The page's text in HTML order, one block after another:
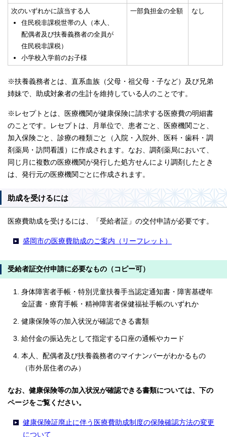
次のいずれかに該当する人
住民税非課税世帯の人（本人、
配偶者及び扶養義務者の全員が
住民税非課税）
小学校入学前のお子様
一部負担金の全額 なし
※扶養義務者とは、直系血族（父母・祖父母・子など）及び兄弟
姉妹で、助成対象者の生計を維持している人のことです。
※レセプトとは、医療機関が健康保険に請求する医療費の明細書
のことです。レセプトは、月単位で、患者ごと、医療機関ごと、
加入保険ごと、診療の種類ごと（入院・入院外、医科・歯科・調
剤薬局・訪問看護）に作成されます。なお、調剤薬局において、
同じ月に複数の医療機関が発行した処方せんにより調剤したとき
は、発行元の医療機関ごとに作成されます。
助成を受けるには
医療費助成を受けるには、「受給者証」の交付申請が必要です。
盛岡市の医療費助成のご案内（リーフレット）
受給者証交付申請に必要なもの（コピー可）
身体障害者手帳・特別児童扶養手当認定通知書・障害基礎年
金証書・療育手帳・精神障害者保健福祉手帳のいずれか
健康保険等の加入状況が確認できる書類
給付金の振込先として指定する口座の通帳やカード
本人、配偶者及び扶養義務者のマイナンバーがわかるもの
（市外居住者のみ）
なお、健康保険等の加入状況が確認できる書類については、下の
ページをご覧ください。
健康保険証廃止に伴う医療費助成制度の保険確認方法の変更
について